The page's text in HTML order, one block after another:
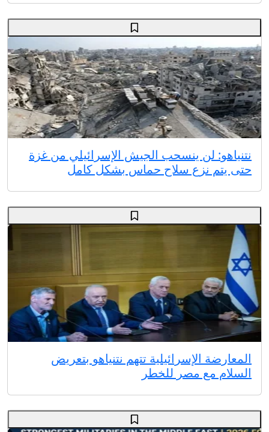
نتنياهو: لن ينسحب الجيش الإسرائيلي من غزة
حتى يتم نزع سلاح حماس بشكل كامل
المعارضة الإسرائيلية تتهم نتنياهو بتعريض
السلام مع مصر للخطر